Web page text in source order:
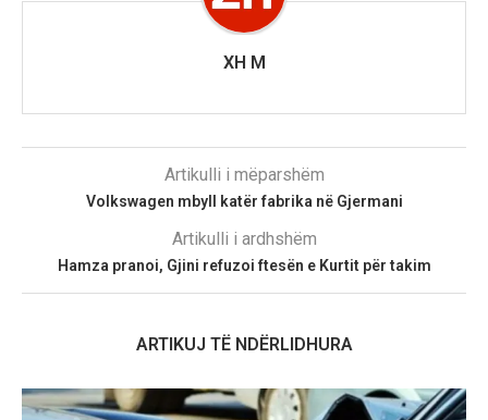
XH M
Artikulli i mëparshëm
Volkswagen mbyll katër fabrika në Gjermani
Artikulli i ardhshëm
Hamza pranoi, Gjini refuzoi ftesën e Kurtit për takim
ARTIKUJ TË NDËRLIDHURA